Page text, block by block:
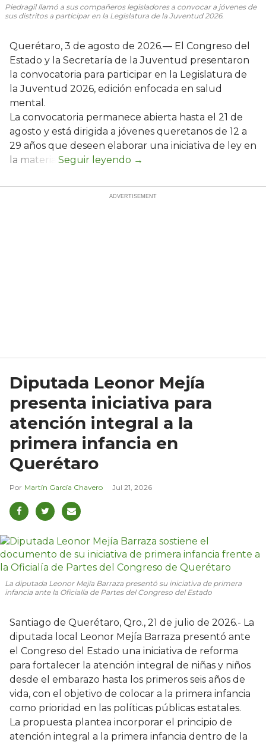
Piedragil llamó a sus compañeros legisladores a convocar a jóvenes de
sus distritos a participar en la Legislatura de la Juventud 2026.
Querétaro, 3 de agosto de 2026.— El Congreso del
Estado y la Secretaría de la Juventud presentaron
la convocatoria para participar en la Legislatura de
la Juventud 2026, edición enfocada en salud
mental.
La convocatoria permanece abierta hasta el 21 de
agosto y está dirigida a jóvenes queretanos de 12 a
29 años que deseen elaborar una iniciativa de ley en
la materia.
Diputada Leonor Mejía
presenta iniciativa para
atención integral a la
primera infancia en
Querétaro
Martín García Chavero Jul 21, 2026
La diputada Leonor Mejía Barraza presentó su iniciativa de primera
infancia ante la Oficialía de Partes del Congreso del Estado
Santiago de Querétaro, Qro., 21 de julio de 2026.- La
diputada local Leonor Mejía Barraza presentó ante
el Congreso del Estado una iniciativa de reforma
para fortalecer la atención integral de niñas y niños
desde el embarazo hasta los primeros seis años de
vida, con el objetivo de colocar a la primera infancia
como prioridad en las políticas públicas estatales.
La propuesta plantea incorporar el principio de
atención integral a la primera infancia dentro de la